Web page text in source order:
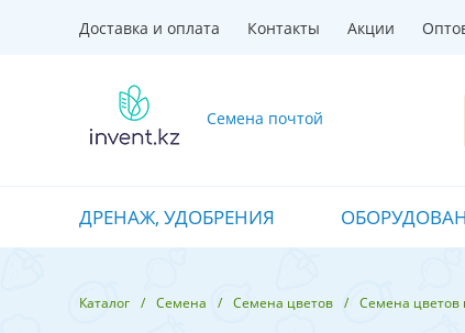
Доставка и оплата Контакты Акции
Семена почтой
ДРЕНАЖ, УДОБРЕНИЯ
Каталог Семена Семена цветов Семена цветов